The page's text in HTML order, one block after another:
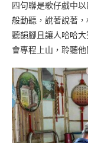
四句聯是歌仔戲中
般動聽，說著說著
聽韻腳且讓人哈哈
會專程上山，聆聽